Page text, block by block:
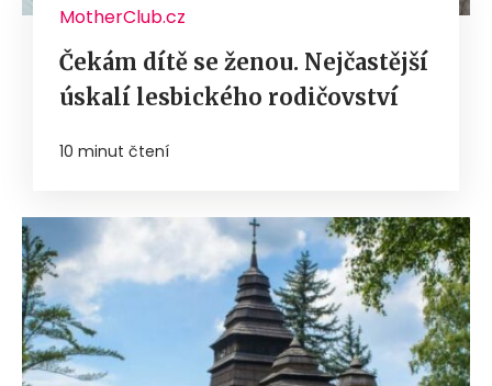
MotherClub.cz
Čekám dítě se ženou. Nejčastější
úskalí lesbického rodičovství
10 minut čtení